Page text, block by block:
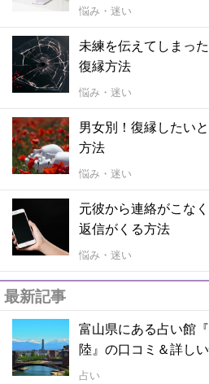
悩み・迷い
未練を伝えてしまっ
復縁方法
悩み・迷い
男女別！復縁したい
方法
悩み・迷い
元彼から連絡がこな
返信がくる方法
悩み・迷い
最新記事
富山県にある占い館
陸』の口コミ＆詳し
占い